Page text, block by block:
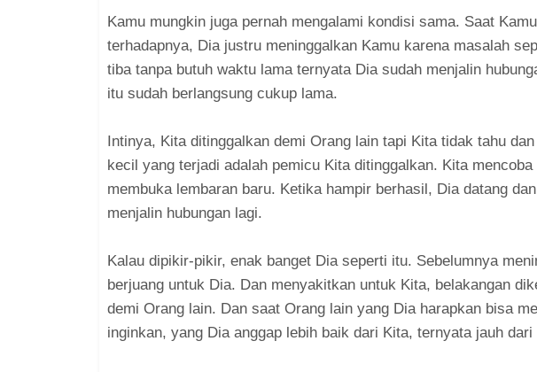
Kamu mungkin juga pernah mengalami kondisi sama. Saat
terhadapnya, Dia justru meninggalkan Kamu karena masalah
tiba tanpa butuh waktu lama ternyata Dia sudah menjalin
itu sudah berlangsung cukup lama.
Intinya, Kita ditinggalkan demi Orang lain tapi Kita tidak tahu
kecil yang terjadi adalah pemicu Kita ditinggalkan. Kita
membuka lembaran baru. Ketika hampir berhasil, Dia datang
menjalin hubungan lagi.
Kalau dipikir-pikir, enak banget Dia seperti itu. Sebelumnya
berjuang untuk Dia. Dan menyakitkan untuk Kita, belakangan
demi Orang lain. Dan saat Orang lain yang Dia harapkan bisa
inginkan, yang Dia anggap lebih baik dari Kita, ternyata jauh